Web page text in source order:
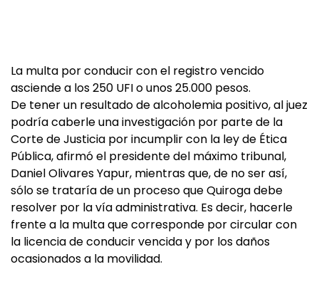
La multa por conducir con el registro vencido
asciende a los 250 UFI o unos 25.000 pesos.
De tener un resultado de alcoholemia positivo, al juez
podría caberle una investigación por parte de la
Corte de Justicia por incumplir con la ley de Ética
Pública, afirmó el presidente del máximo tribunal,
Daniel Olivares Yapur, mientras que, de no ser así,
sólo se trataría de un proceso que Quiroga debe
resolver por la vía administrativa. Es decir, hacerle
frente a la multa que corresponde por circular con
la licencia de conducir vencida y por los daños
ocasionados a la movilidad.